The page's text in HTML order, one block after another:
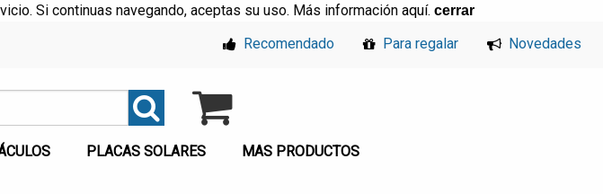
Si continuas navegando, aceptas su uso. Más información aquí. cerrar
Recomendado Para regalar Novedades
PLACAS SOLARES MAS PRODUCTOS